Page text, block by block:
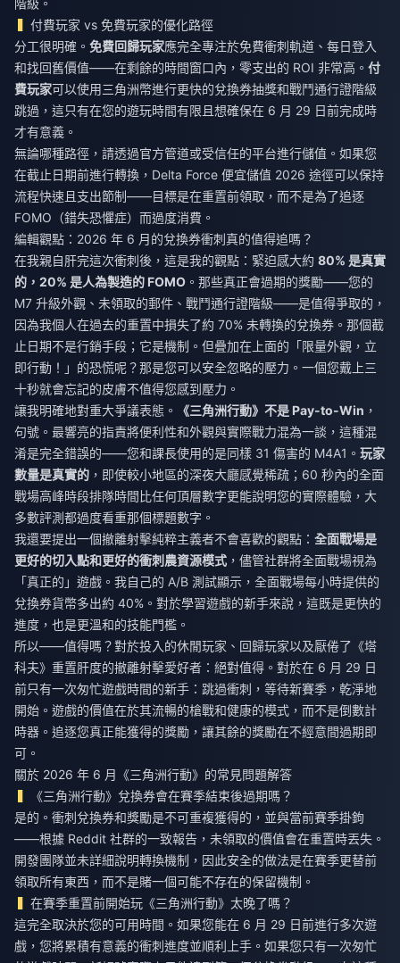
階級。
付費玩家 vs 免費玩家的優化路徑
分工很明確。 免費回歸玩家應完全專注於免費衝刺軌道、每日登入
和找回舊價值——在剩餘的時間窗口內，零支出的 ROI 非常高。 付
費玩家可以使用三角洲幣進行更快的兌換券抽獎和戰鬥通行證階級
跳過，這只有在您的遊玩時間有限且想確保在 6 月 29 日前完成時
才有意義。
無論哪種路徑，請透過官方管道或受信任的平台進行儲值。如果您
在截止日期前進行轉換， Delta Force 便宜儲值 2026 途徑可以保持
流程快速且支出節制——目標是在重置前領取，而不是為了追逐
FOMO（錯失恐懼症）而過度消費。
編輯觀點：2026 年 6 月的兌換券衝刺真的值得追嗎？
在我親自肝完這次衝刺後，這是我的觀點：緊迫感大約 80% 是真實
的，20% 是人為製造的 FOMO 。那些真正會過期的獎勵——您的
M7 升級外觀、未領取的郵件、戰鬥通行證階級——是值得爭取的，
因為我個人在過去的重置中損失了約 70% 未轉換的兌換券。那個截
止日期不是行銷手段；它是機制。但疊加在上面的「限量外觀，立
即行動！」的恐慌呢？那是您可以安全忽略的壓力。一個您戴上三
十秒就會忘記的皮膚不值得您感到壓力。
讓我明確地對重大爭議表態。
《三角洲行動》不是 Pay-to-Win ，
句號。最響亮的指責將便利性和外觀與實際戰力混為一談，這種混
淆是完全錯誤的——您和課長使用的是同樣 31 傷害的 M4A1。 玩家
數量是真實的 ，即使較小地區的深夜大廳感覺稀疏；60 秒內的全面
戰場高峰時段排隊時間比任何頂層數字更能說明您的實際體驗，大
多數評測都過度看重那個標題數字。
我還要提出一個撤離射擊純粹主義者不會喜歡的觀點： 全面戰場是
更好的切入點和更好的衝刺農資源模式 ，儘管社群將全面戰場視為
「真正的」遊戲。我自己的 A/B 測試顯示，全面戰場每小時提供的
兌換券貨幣多出約 40%。對於學習遊戲的新手來說，這既是更快的
進度，也是更溫和的技能門檻。
所以——值得嗎？對於投入的休閒玩家、回歸玩家以及厭倦了《塔
科夫》重置肝度的撤離射擊愛好者：絕對值得。對於在 6 月 29 日
前只有一次匆忙遊戲時間的新手：跳過衝刺，等待新賽季，乾淨地
開始。遊戲的價值在於其流暢的槍戰和健康的模式，而不是倒數計
時器。追逐您真正能獲得的獎勵，讓其餘的獎勵在不經意間過期即
可。
關於 2026 年 6 月《三角洲行動》的常見問題解答
《三角洲行動》兌換券會在賽季結束後過期嗎？
是的。衝刺兌換券和獎勵是不可重複獲得的，並與當前賽季掛鉤
——根據 Reddit 社群的一致報告，未領取的價值會在重置時丟失。
開發團隊並未詳細說明轉換機制，因此安全的做法是在賽季更替前
領取所有東西，而不是賭一個可能不存在的保留機制。
在賽季重置前開始玩《三角洲行動》太晚了嗎？
這完全取決於您的可用時間。如果您能在 6 月 29 日前進行多次遊
戲，您將累積有意義的衝刺進度並順利上手。如果您只有一次匆忙